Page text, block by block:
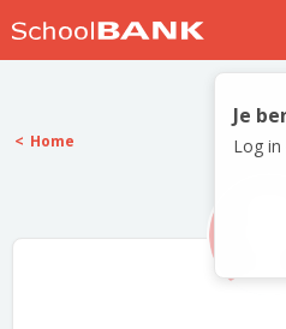
Log
Meld je
Je
Log
Home